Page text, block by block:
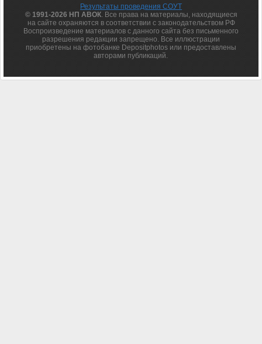
Результаты проведения СОУТ
© 1991-2026 НП АВОК. Все права на материалы, находящиеся
на сайте охраняются в соответствии с законодательством РФ
Воспроизведение материалов с данного сайта без письменного
разрешения редакции запрещено. Все иллюстрации
приобретены на фотобанке Depositphotos или предоставлены
авторами публикаций.